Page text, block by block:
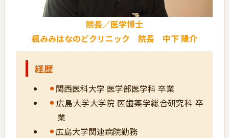
院長／医学博士
楓みみはなのどクリニック 院長 中下 陽介
経歴
関西医科大学 医学部医学科 卒業
広島大学大学院 医歯薬学総合研究科 卒
業
広島大学関連病院勤務